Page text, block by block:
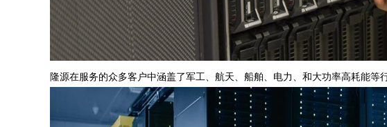
隆源在服务的众多客户中涵盖了军工、航天、船舶、电力、和大功率高耗能